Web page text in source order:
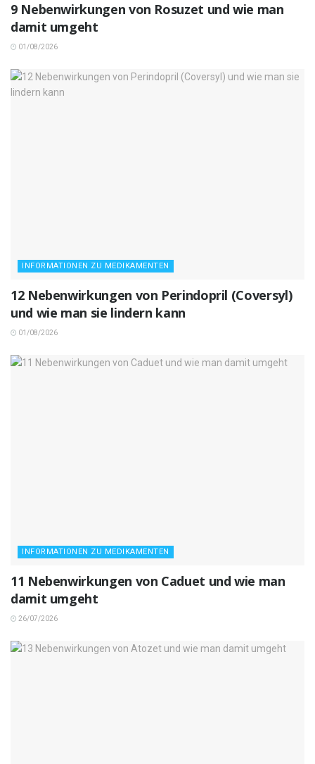
9 Nebenwirkungen von Rosuzet und wie man
damit umgeht
01/08/2026
INFORMATIONEN ZU MEDIKAMENTEN
12 Nebenwirkungen von Perindopril (Coversyl)
und wie man sie lindern kann
01/08/2026
INFORMATIONEN ZU MEDIKAMENTEN
11 Nebenwirkungen von Caduet und wie man
damit umgeht
26/07/2026